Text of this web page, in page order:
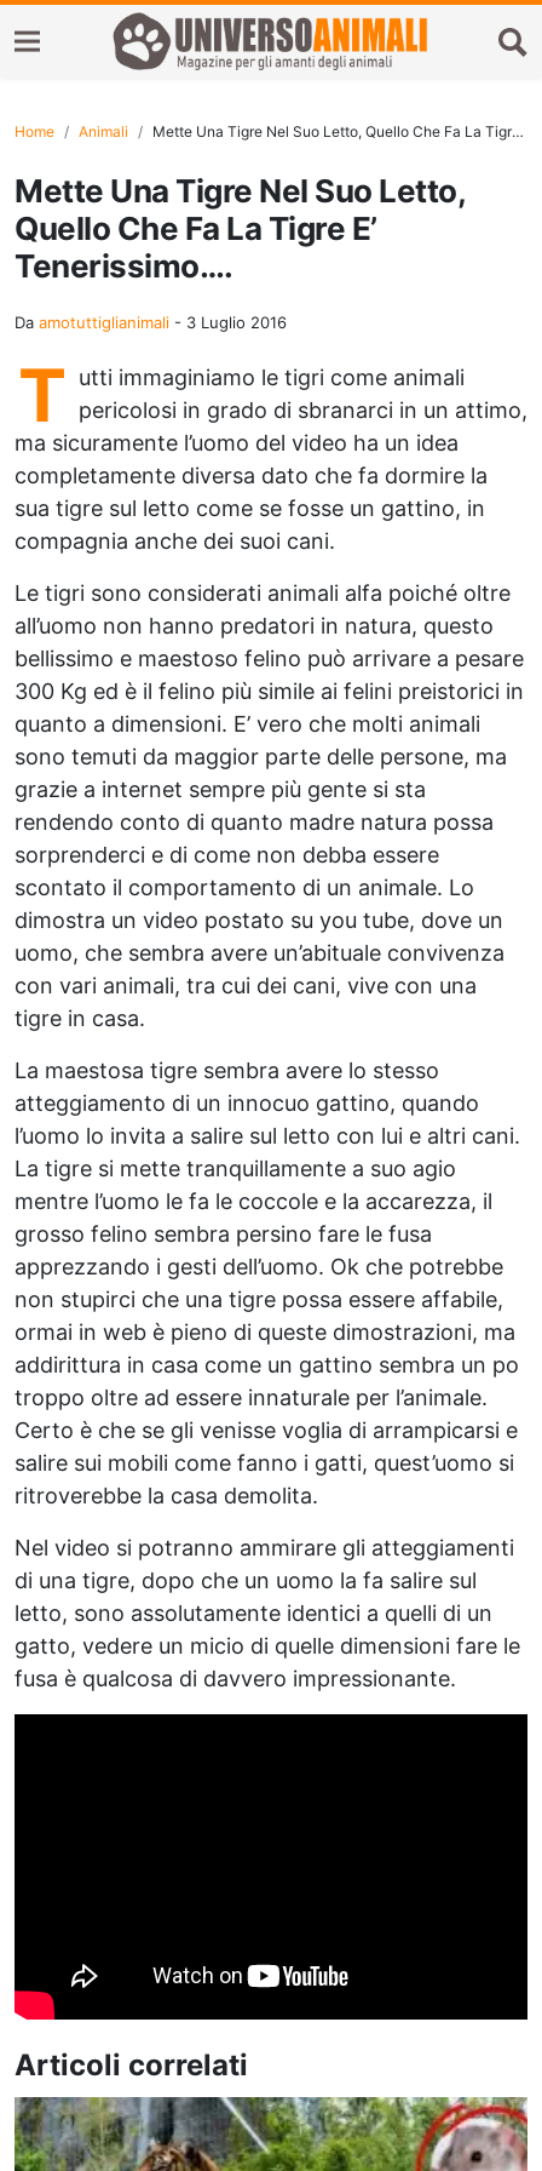
Home Animali Mette Una Tigre Nel Suo Letto, Quello Che Fa La Tigre E’ Tenerissimo….
Mette Una Tigre Nel Suo Letto,
Quello Che Fa La Tigre E’
Tenerissimo….
Da amotuttiglianimali - 3 Luglio 2016
T
utti immaginiamo le tigri come animali
pericolosi in grado di sbranarci in un attimo,
ma sicuramente l’uomo del video ha un idea
completamente diversa dato che fa dormire la
sua tigre sul letto come se fosse un gattino, in
compagnia anche dei suoi cani.
Le tigri sono considerati animali alfa poiché oltre
all’uomo non hanno predatori in natura, questo
bellissimo e maestoso felino può arrivare a pesare
300 Kg ed è il felino più simile ai felini preistorici in
quanto a dimensioni. E’ vero che molti animali
sono temuti da maggior parte delle persone, ma
grazie a internet sempre più gente si sta
rendendo conto di quanto madre natura possa
sorprenderci e di come non debba essere
scontato il comportamento di un animale. Lo
dimostra un video postato su you tube, dove un
uomo, che sembra avere un’abituale convivenza
con vari animali, tra cui dei cani, vive con una
tigre in casa.
La maestosa tigre sembra avere lo stesso
atteggiamento di un innocuo gattino, quando
l’uomo lo invita a salire sul letto con lui e altri cani.
La tigre si mette tranquillamente a suo agio
mentre l’uomo le fa le coccole e la accarezza, il
grosso felino sembra persino fare le fusa
apprezzando i gesti dell’uomo. Ok che potrebbe
non stupirci che una tigre possa essere affabile,
ormai in web è pieno di queste dimostrazioni, ma
addirittura in casa come un gattino sembra un po
troppo oltre ad essere innaturale per l’animale.
Certo è che se gli venisse voglia di arrampicarsi e
salire sui mobili come fanno i gatti, quest’uomo si
ritroverebbe la casa demolita.
Nel video si potranno ammirare gli atteggiamenti
di una tigre, dopo che un uomo la fa salire sul
letto, sono assolutamente identici a quelli di un
gatto, vedere un micio di quelle dimensioni fare le
fusa è qualcosa di davvero impressionante.
Articoli correlati